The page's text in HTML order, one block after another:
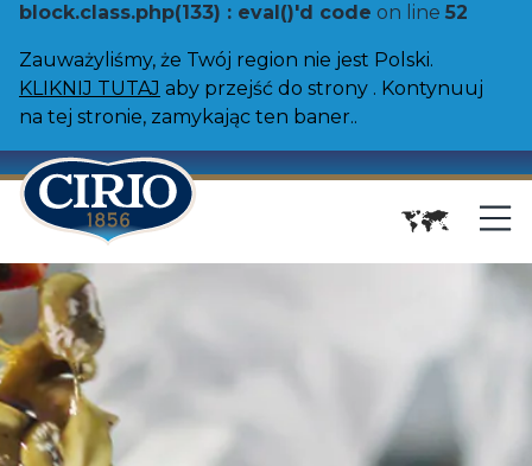
block.class.php(133) : eval()'d code on line 52
Zauważyliśmy, że Twój region nie jest Polski.
KLIKNIJ TUTAJ aby przejść do strony . Kontynuuj
na tej stronie, zamykając ten baner..